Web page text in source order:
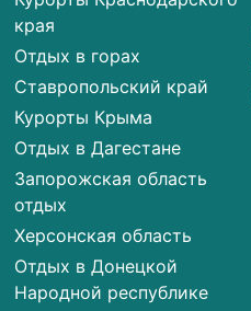
края
Отдых в горах
Ставропольский край
Курорты Крыма
Отдых в Дагестане
Запорожская область
отдых
Херсонская область
Отдых в Донецкой
Народной республике